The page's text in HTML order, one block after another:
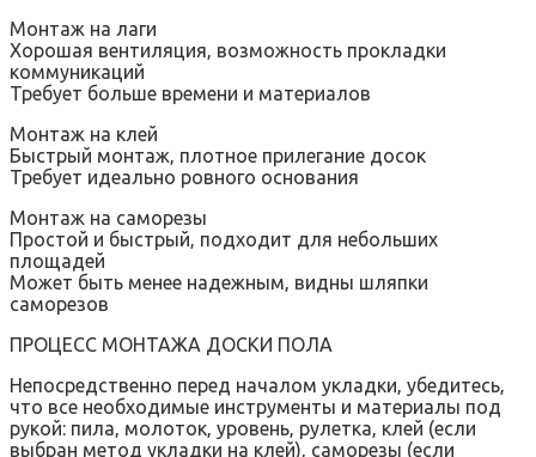
Монтаж на лаги
Хорошая вентиляция‚ возможность прокладки
коммуникаций
Требует больше времени и материалов
Монтаж на клей
Быстрый монтаж‚ плотное прилегание досок
Требует идеально ровного основания
Монтаж на саморезы
Простой и быстрый‚ подходит для небольших
площадей
Может быть менее надежным‚ видны шляпки
саморезов
ПРОЦЕСС МОНТАЖА ДОСКИ ПОЛА
Непосредственно перед началом укладки‚ убедитесь‚
что все необходимые инструменты и материалы под
рукой: пила‚ молоток‚ уровень‚ рулетка‚ клей (если
выбран метод укладки на клей)‚ саморезы (если